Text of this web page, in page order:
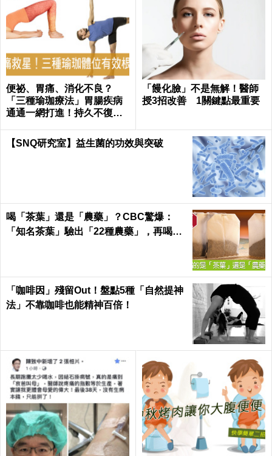
便祕、胃痛、消化不良？
「三種瑜珈療法」胃腸疾病
通通一網打進！持久不復
「饅化臉」不是無解！醫師
授3招改善 1關鍵點最重要
【SNQ研究室】益生菌的功效與突破
喝「茶葉」還是「農藥」？CBC驚爆：
「知名茶葉」驗出「22種農藥」，再喝癌
「咖啡因」殘留Out！盤點5種「自然提神
法」不靠咖啡也能精神百倍！